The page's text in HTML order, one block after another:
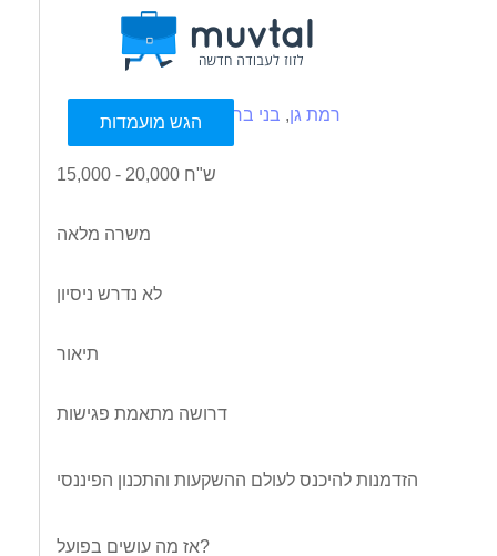
הגש מועמדות רמת גן, בני ברק
15,000 - 20,000 ש"ח
משרה מלאה
לא נדרש ניסיון
תיאור
דרושה מתאמת פגישות
הזדמנות להיכנס לעולם ההשקעות והתכנון הפיננסי
אז מה עושים בפועל?